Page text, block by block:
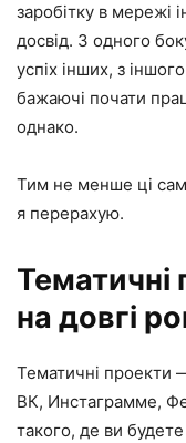
заробітку в мережі
досвід. З одного
успіх інших, з
бажаючі почати
однако.
Тим не менше ці
я перерахую.
на довгі
Тематичні проекти
ВК, Инстаграмме,
такого, де ви